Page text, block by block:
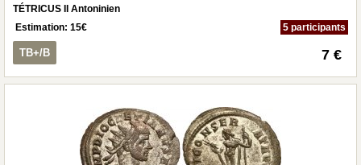
TÉTRICUS II Antoninien
Estimation: 15€ 5 participants
TB+/B 7 €